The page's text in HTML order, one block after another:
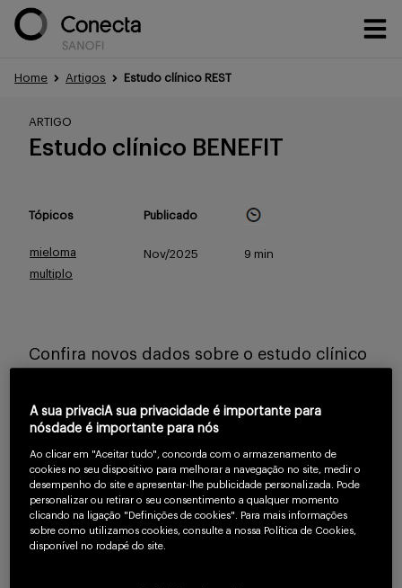
Portfólio
Serviços
Sobre
Home Artigos Estudo clínico REST
ARTIGO
Estudo clínico BENEFIT
Tópicos
mieloma
multiplo
Publicado
Nov/2025 9 min
Confira novos dados sobre o estudo clínico
Para continuar lendo
confirme que você é
um profissional da
saúde.
A sua privaciA sua privacidade é importante para
nósdade é importante para nós
Ao clicar em "Aceitar tudo", concorda com o armazenamento de
cookies no seu dispositivo para melhorar a navegação no site, medir o
desempenho do site e apresentar-lhe publicidade personalizada. Pode
personalizar ou retirar o seu consentimento a qualquer momento
clicando na ligação "Definições de cookies". Para mais informações
sobre como utilizamos cookies, consulte a nossa Política de Cookies,
disponível no rodapé do site.